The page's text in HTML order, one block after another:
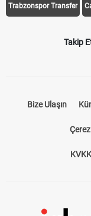
Trabzonspor Transfer
Takip
Bize Ulaşın